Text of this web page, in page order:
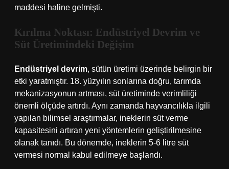
maddesi haline gelmişti.
Kırılma Noktası: Endüstriyel Devrim ve
Süt Üretimindeki Değişim
Endüstriyel devrim, sütün üretimi üzerinde belirgin bir
etki yaratmıştır. 18. yüzyılın sonlarına doğru, tarımda
mekanizasyonun artması, süt üretiminde verimliliği
önemli ölçüde artırdı. Aynı zamanda hayvancılıkla ilgili
yapılan bilimsel araştırmalar, ineklerin süt verme
kapasitesini artıran yeni yöntemlerin geliştirilmesine
olanak tanıdı. Bu dönemde, ineklerin 5-6 litre süt
vermesi normal kabul edilmeye başlandı.